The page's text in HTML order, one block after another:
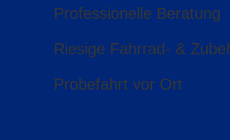
Professionelle Beratung
Riesige Fahrrad- &
Probefahrt vor Ort